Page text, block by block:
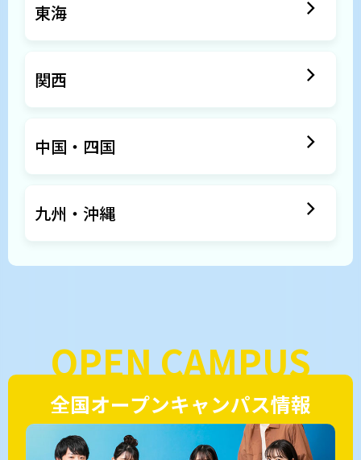
東海
関西
中国・四国
九州・沖縄
OPEN CAMPUS
全国オープンキャンパス情報